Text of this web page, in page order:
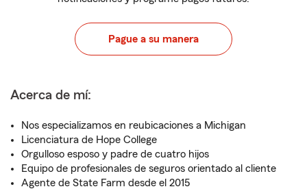
Pague a su manera
Acerca de mí:
Nos especializamos en reubicaciones a Michigan
Licenciatura de Hope College
Orgulloso esposo y padre de cuatro hijos
Equipo de profesionales de seguros orientado al cliente
Agente de State Farm desde el 2015